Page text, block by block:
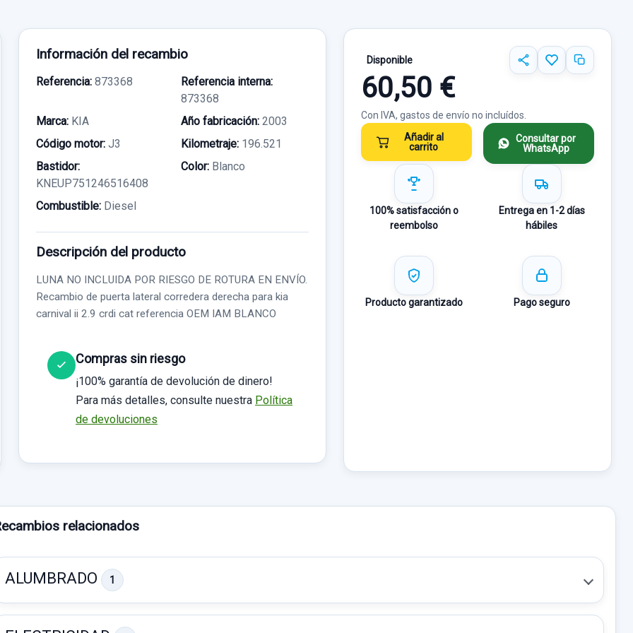
Información del recambio
Referencia: 873368
Referencia interna:
873368
Marca: KIA Año fabricación: 2003
Código motor: J3 Kilometraje: 196.521
Bastidor:
KNEUP751246516408
Color: Blanco
Combustible: Diesel
Descripción del producto
LUNA NO INCLUIDA POR RIESGO DE ROTURA EN ENVÍO.
Recambio de puerta lateral corredera derecha para kia
carnival ii 2.9 crdi cat referencia OEM IAM BLANCO
Compras sin riesgo
¡100% garantía de devolución de dinero!
Para más detalles, consulte nuestra Política
de devoluciones
Disponible
60,50 €
Con IVA, gastos de envío no incluídos.
Añadir al
carrito
Consultar por
WhatsApp
100% satisfacción o
reembolso
Entrega en 1-2 días
hábiles
Producto garantizado Pago seguro
relacionados
ALUMBRADO 1